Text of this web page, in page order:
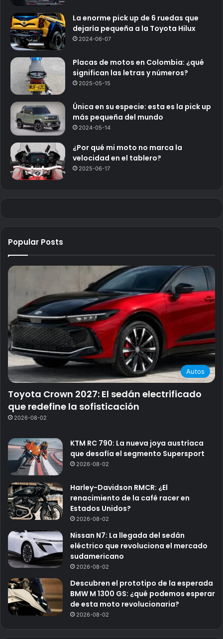
La enorme pick up de 6 ruedas que
dejaría pequeña a la Toyota Hilux
2024-06-07
Placas de motos en Colombia: ¿qué
significan las letras y números?
2025-05-15
Única en su especie: esta es la pick up
más pequeña del mundo
2024-05-14
¿Por qué mi moto no marca la
velocidad en el tablero?
2025-06-17
Popular Posts
Autos
Toyota Crown 2027: El sedán electrificado
que redefine la sofisticación
2026-08-02
KTM RC 790: La nueva joya austríaca
que desafía el segmento Supersport
2026-08-02
Harley-Davidson RMCR: ¿El
renacimiento de la café racer en
Estados Unidos?
2026-08-02
Nissan N7: La llegada del sedán
eléctrico que revoluciona el mercado
sudamericano
2026-08-02
Descubren el prototipo de la esperada
BMW M 1300 GS: ¿qué podemos esperar
de esta moto revolucionaria?
2026-08-02